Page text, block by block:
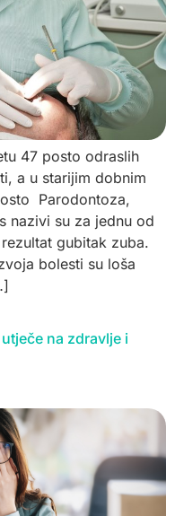
47 posto odraslih
a u starijim dobnim
Parodontoza,
nazivi su za jednu od
gubitak zuba.
bolesti su loša
na zdravlje i